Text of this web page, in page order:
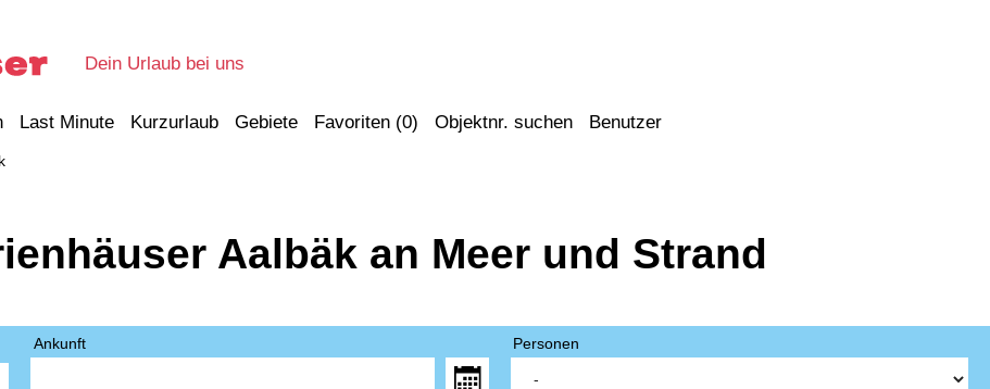
Dein Urlaub bei uns
Last Minute Kurzurlaub Gebiete Favoriten (0) Objektnr. suchen Benutzer
Aalbäk an Meer und Strand
Ankunft Personen